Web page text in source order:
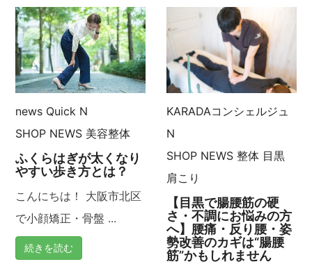
ゲ
ー
シ
ョ
ン
news Quick N
SHOP NEWS 美容整体
ふくらはぎが太くなり
やすい歩き方とは？
こんにちは！ 大阪市北区
で小顔矯正・骨盤 ...
続きを読む
KARADAコンシェルジュ
N
SHOP NEWS 整体 目黒
肩こり
【目黒で腸腰筋の硬
さ・不調にお悩みの方
へ】腰痛・反り腰・姿
勢改善のカギは“腸腰
筋”かもしれません